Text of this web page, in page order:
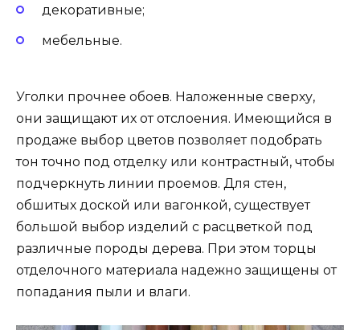
декоративные;
мебельные.
Уголки прочнее обоев. Наложенные сверху,
они защищают их от отслоения. Имеющийся в
продаже выбор цветов позволяет подобрать
тон точно под отделку или контрастный, чтобы
подчеркнуть линии проемов. Для стен,
обшитых доской или вагонкой, существует
большой выбор изделий с расцветкой под
различные породы дерева. При этом торцы
отделочного материала надежно защищены от
попадания пыли и влаги.